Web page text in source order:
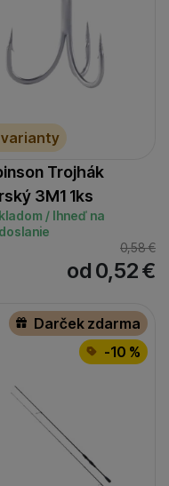
varianty
Trojhák
3M1 1ks
/ Ihneď na
0,58€
od 0,52€
Darček zdarma
-10 %